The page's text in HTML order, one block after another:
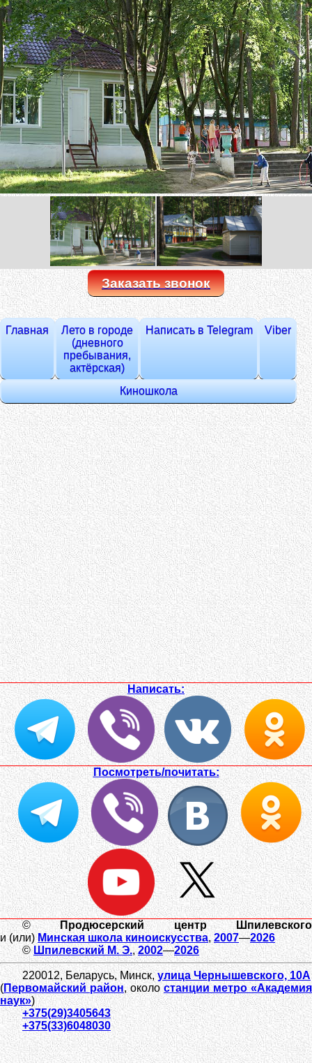
Заказать звонок
Главная
Лето в городе
(дневного
пребывания,
актёрская)
Написать в Telegram Viber
Киношкола
Написать:
Посмотреть/почитать:
©Продюсерский центр Шпилевского
и (или)Минская школа киноискусства,2007—2026
©ШпилевскийМ. Э.,2002—2026
220012,Беларусь,Минск,улица Чернышевского, 10А
(Первомайский район, околостанции метро «Академия
наук»)
+375(29)3405643
+375(33)6048030